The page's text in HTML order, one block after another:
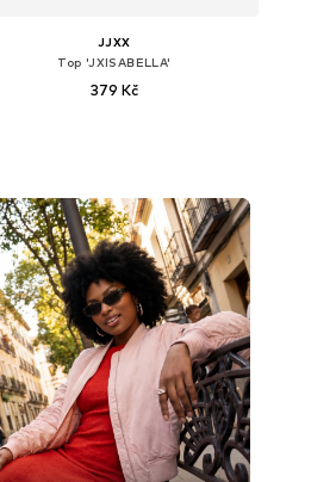
JJXX
Top 'JXISABELLA'
379 Kč